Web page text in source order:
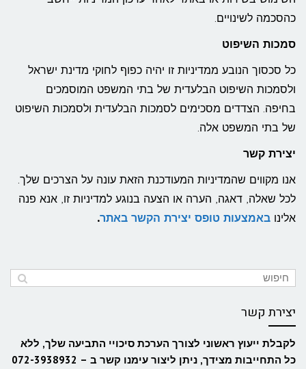
כהסכמה לשינויים.
סמכות השיפוט
כל סכסוך הנובע ממדיניות זו יהיה כפוף לחוקי מדינת ישראל
ולסמכות השיפוט הבלעדית של בתי המשפט המוסמכים
בחיפה. הצדדים מסכימים לסמכות הבלעדית ולסמכות השיפוט
של בתי המשפט אלה.
יצירת קשר
אנו מקווים שהמדיניות המעודכנת הזאת עונה על הצרכים שלך.
לכל שאלה, דאגה, הערה או הצעה בנוגע למדיניות זו, אנא פנה
אלינו באמצעות טופס יצירת הקשר באתר.
יצירת קשר
לקבלת ייעוץ ראשוני לצורך הערכת סיכויי התביעה שלך, ללא
כל התחייבות מצידך, ניתן ליצור עימנו קשר ב – 072-3938932